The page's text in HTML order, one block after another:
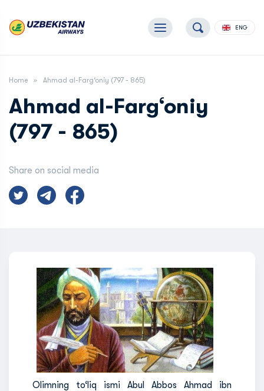
ENG
Home Ahmad al-Farg‘oniy (797 - 865)
Ahmad al-Farg‘oniy
(797 - 865)
Share on social media
Olimning to‘liq ismi Abul Abbos Ahmad ibn